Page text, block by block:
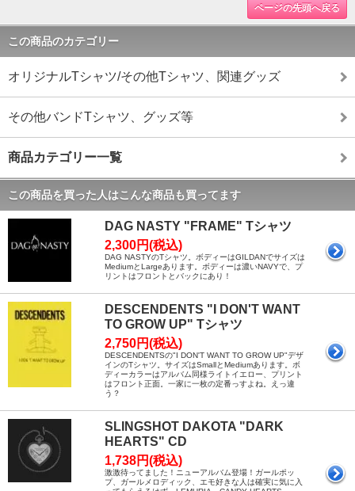
ページの先頭へ戻る
この商品のカテゴリー
オリジナルTシャツ/その他Tシャツ、関連グッズ
その他バンドTシャツ、グッズ等
商品カテゴリー一覧
この商品を買った人はこんな商品も買ってます
DAG NASTY "FRAME" Tシャツ
2,300円(税込)
DAG NASTYのTシャツ。ボディーはGILDANでサイズは
MediumとLargeあります。ボディーは濃いNAVYで、プ
リントはフロントとバックにあり！
DESCENDENTS "I DON'T WANT
TO GROW UP" Tシャツ
2,750円(税込)
DESCENDENTSの"I DON'T WANT TO GROW UP"デザ
インのTシャツ。サイズはSmallとMediumあります。ボ
ディーカラーはアルバム同様ライトイエロー、プリント
はフロント正面。一家に一枚の定番っすよね。えっ違
う？
SLINGSHOT DAKOTA "DARK
HEARTS" CD
1,738円(税込)
激激待ってました！ニューアルバム登場！ガールポッ
プ、ガールメロディック、エモ好きな人は確実に気に入